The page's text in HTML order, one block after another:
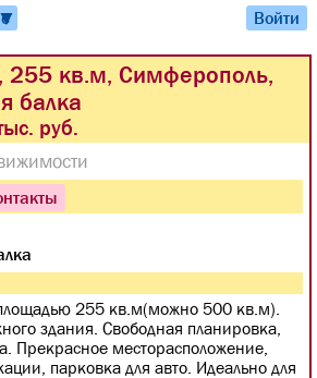
Войти
кв.м, Симферополь,
балка
руб.
255 кв.м(можно 500 кв.м).
здания. Свободная планировка,
Прекрасное месторасположение,
парковка для авто. Идеально для